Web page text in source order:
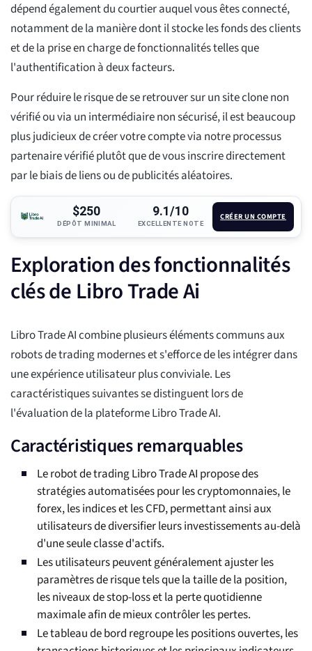
dépend également du courtier auquel vous êtes connecté,
notamment de la manière dont il stocke les fonds des clients
et de la prise en charge de fonctionnalités telles que
l'authentification à deux facteurs.
Pour réduire le risque de se retrouver sur un site clone non
vérifié ou via un intermédiaire non sécurisé, il est beaucoup
plus judicieux de créer votre compte via notre processus
partenaire vérifié plutôt que de vous inscrire directement
par le biais de liens ou de publicités aléatoires.
$250
DÉPÔT MINIMAL
9.1/10
EXCELLENTE NOTE
CRÉER UN COMPTE
Exploration des fonctionnalités
clés de Libro Trade Ai
Libro Trade AI combine plusieurs éléments communs aux
robots de trading modernes et s'efforce de les intégrer dans
une expérience utilisateur plus conviviale. Les
caractéristiques suivantes se distinguent lors de
l'évaluation de la plateforme Libro Trade AI.
Caractéristiques remarquables
Le robot de trading Libro Trade AI propose des
stratégies automatisées pour les cryptomonnaies, le
forex, les indices et les CFD, permettant ainsi aux
utilisateurs de diversifier leurs investissements au-delà
d'une seule classe d'actifs.
Les utilisateurs peuvent généralement ajuster les
paramètres de risque tels que la taille de la position,
les niveaux de stop-loss et la perte quotidienne
maximale afin de mieux contrôler les pertes.
Le tableau de bord regroupe les positions ouvertes, les